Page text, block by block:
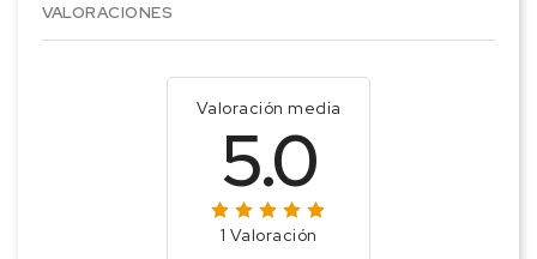
VALORACIONES
Valoración media
5.0
1 Valoración